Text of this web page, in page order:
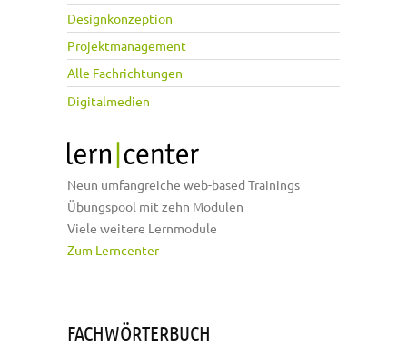
Designkonzeption
Projektmanagement
Alle Fachrichtungen
Digitalmedien
Neun umfangreiche web-based Trainings
Übungspool mit zehn Modulen
Viele weitere Lernmodule
Zum Lerncenter
FACHWÖRTERBUCH